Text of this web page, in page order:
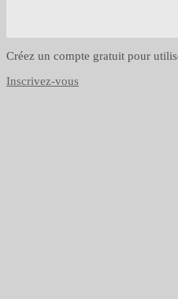
Créez un compte gratuit pour
Inscrivez-vous